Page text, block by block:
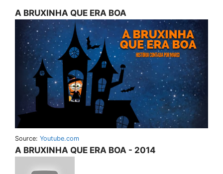
A BRUXINHA QUE ERA BOA
Source: Youtube.com
A BRUXINHA QUE ERA BOA - 2014